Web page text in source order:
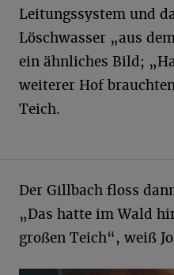
Leitungssystem und
Löschwasser „aus
ein ähnliches Bild;
weiterer Hof
Teich.
Der Gillbach floss
„Das hatte im Wald
großen Teich“, weiß